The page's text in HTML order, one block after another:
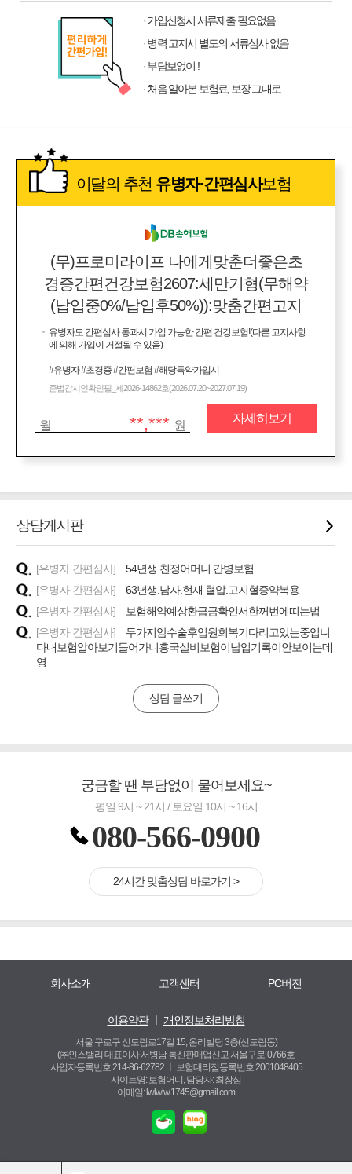
· 가입신청시 서류제출 필요없음
· 병력 고지시 별도의 서류심사 없음
· 부담보없이 !
· 처음 알아본 보험료, 보장 그대로
이달의 추천 유병자·간편심사보험
(무)프로미라이프 나에게맞춘더좋은초
경증간편건강보험2607:세만기형(무해약
(납입중0%/납입후50%)):맞춤간편고지
유병자도 간편심사 통과시 가입 가능한 간편 건강보험!(다른 고지사항
에 의해 가입이 거절될 수 있음)
#유병자 #초경증 #간편보험 #해당특약가입시
준법감시인확인필_제2026-14862호(2026.07.20~2027.07.19)
월 **,*** 원
자세히보기
상담게시판
[유병자·간편심사]
54년생 친정어머니 간병보험
[유병자·간편심사]
63년생.남자.현재 혈압.고지혈증약복용
[유병자·간편심사]
보험해약예상환급금확인서한꺼번에띠는법
[유병자·간편심사]
두가지암수술후입원회복기다리고있는중입니
다내보험알아보기들어가니흥국실비보험이납입기록이안보이는데
영
상담 글쓰기
궁금할 땐 부담없이 물어보세요~
평일 9시 ~ 21시 / 토요일 10시 ~ 16시
080-566-0900
24시간 맞춤상담 바로가기 >
회사소개 고객센터 PC버전
이용약관ㅣ 개인정보처리방침
서울 구로구 신도림로17길 15, 온리빌딩 3층(신도림동)
(㈜인스밸리 대표이사 서병남 통신판매업신고 서울구로-0766호
사업자등록번호 214-86-62782 ㅣ
보험대리점등록번호 2001048405
사이트명: 보험어디, 담당자: 최장심
이메일: lwlwlw.1745@gmail.com